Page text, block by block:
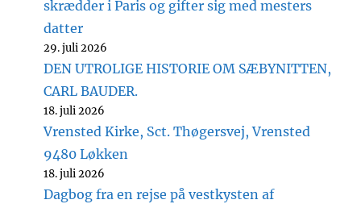
skrædder i Paris og gifter sig med mesters
datter
29. juli 2026
DEN UTROLIGE HISTORIE OM SÆBYNITTEN,
CARL BAUDER.
18. juli 2026
Vrensted Kirke, Sct. Thøgersvej, Vrensted
9480 Løkken
18. juli 2026
Dagbog fra en rejse på vestkysten af